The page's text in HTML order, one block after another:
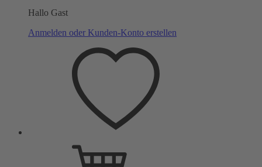
Hallo Gast
Anmelden oder Kunden-Konto erstellen